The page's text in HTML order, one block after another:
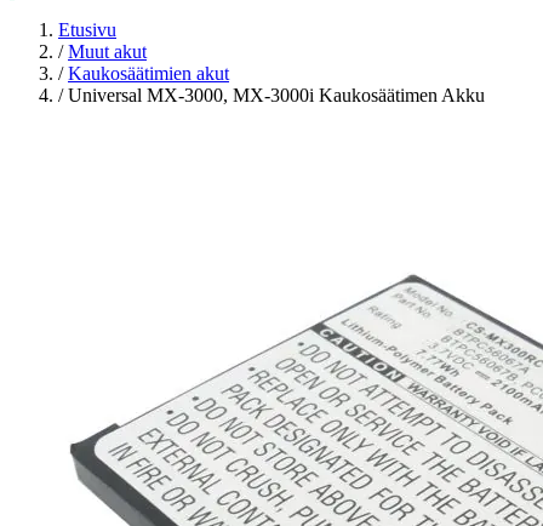
Etusivu
/ Muut akut
/ Kaukosäätimien akut
/ Universal MX-3000, MX-3000i Kaukosäätimen Akku